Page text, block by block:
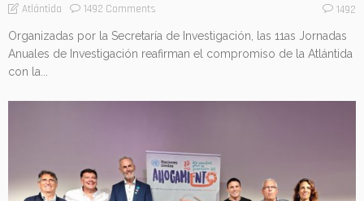
Atlántida 1492 Comments 1492
Organizadas por la Secretaría de Investigación, las 11as Jornadas
Anuales de Investigación reafirman el compromiso de la Atlántida
con la...